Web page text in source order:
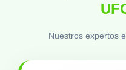
Nuestros expertos